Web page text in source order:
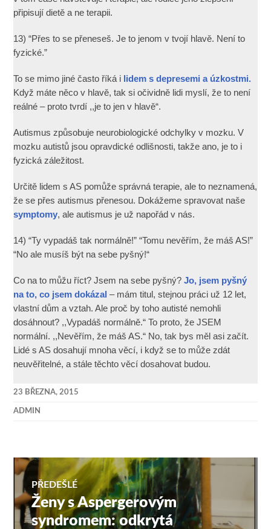
připisují dietě a ne terapii.
13) “Přes to se přeneseš. Je to jenom v tvojí hlavě. Není to
fyzické.”
To se mimo jiné často říká i lidem s depresemi a úzkostmi.
Když máte něco v hlavě, tak si očividně lidi myslí, že to není
reálné – proto tvrdí ,,je to jen v hlavě“.
Autismus způsobuje neurobiologické odchylky v mozku. V
mozku autistů jsou opravdické odlišnosti, takže ano, je to i
fyzická záležitost.
Určitě lidem s AS pomůže správná terapie, ale to neznamená,
že se přes autismus přenesou. Dokážeme spravovat naše
symptomy, ale autismus je už napořád v nás.
14) “Ty vypadáš tak normálně!” “Tomu nevěřím, že máš AS!”
“No ale musíš být na sebe pyšný!“
Co na to můžu říct? Jsem na sebe pyšný?Jo, jsem pyšný
na to, co jsem dokázal– mám titul, stejnou práci už 12 let,
vlastní dům a vztah. Ale proč by toho autisté nemohli
dosáhnout? ,,Vypadáš normálně.“ To proto, že JSEM
normální. ,,Nevěřím, že máš AS.“ No, tak bys měl asi začít.
Lidé s AS dosahují mnoha věcí, i když se to může zdát
neuvěřitelné, a stále těchto věcí dosahovat budou.
23 BŘEZNA, 2015
ADMIN
Navigace
pro
PŘEDEŠLÉ
Předchozí
příspěvek:
Ženy s Aspergerovým
syndromem: odkrytá